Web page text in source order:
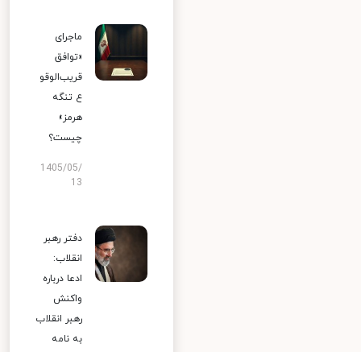
ماجرای
«توافق
قریب‌الوقو
ع تنگه
هرمز»
چیست؟
1405/05/
13
دفتر رهبر
انقلاب:
ادعا درباره
واکنش
رهبر انقلاب
به نامه